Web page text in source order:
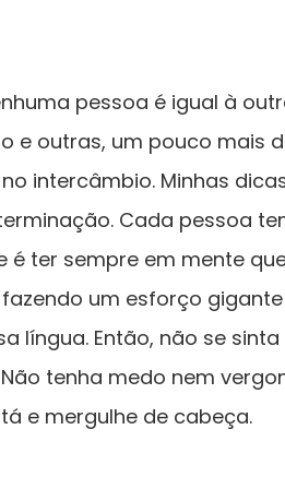
pessoa é igual à
e outras, um pouco mais
intercâmbio. Minhas
Cada pessoa
ter sempre em mente
um esforço
língua. Então, não se
tenha medo nem
e mergulhe de cabeça.